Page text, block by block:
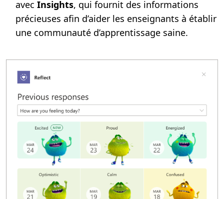
avec Insights, qui fournit des informations
précieuses afin d’aider les enseignants à établir
une communauté d’apprentissage saine.